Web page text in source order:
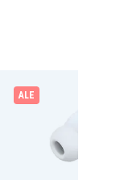
ALE